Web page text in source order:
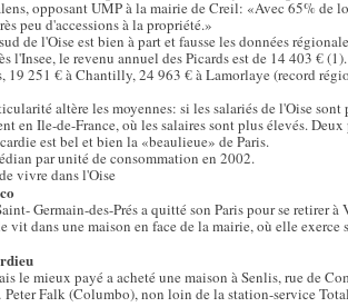
opposant UMP à la mairie de Creil: «Avec 65% de
peu d'accessions à la propriété.»
de l'Oise est bien à part et fausse les données
l'Insee, le revenu annuel des Picards est de 14 403 €
19 251 € à Chantilly, 24 963 € à Lamorlaye (record
altère les moyennes: si les salariés de l'Oise
en Ile-de-France, où les salaires sont plus élevés.
est bel et bien la «beaulieue» de Paris.
par unité de consommation en 2002.
vivre dans l'Oise
Germain-des-Prés a quitté son Paris pour se retirer
vit dans une maison en face de la mairie, où elle
le mieux payé a acheté une maison à Senlis, rue de
Falk (Columbo), non loin de la station-service